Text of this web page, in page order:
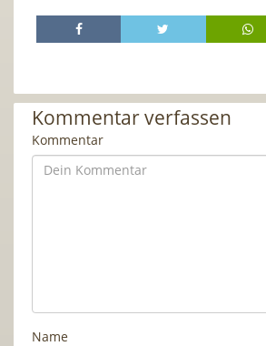
Kommentar verfassen
Kommentar
Name